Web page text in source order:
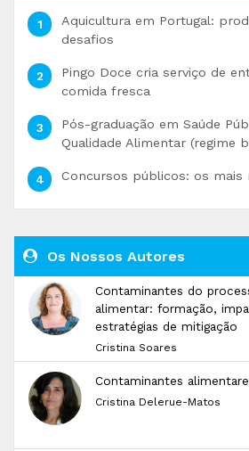
Aquicultura em Portugal:
desafios
Pingo Doce cria serviço de
comida fresca
Pós-graduação em Saúde
Qualidade Alimentar (regime
Concursos públicos: os mais
Os Nossos Autores
Contaminantes do
alimentar: formação,
estratégias de mitigação
Cristina Soares
Contaminantes
Cristina Delerue-Matos